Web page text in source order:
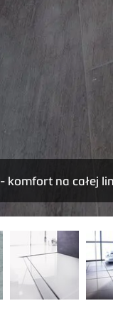
- komfort na całej